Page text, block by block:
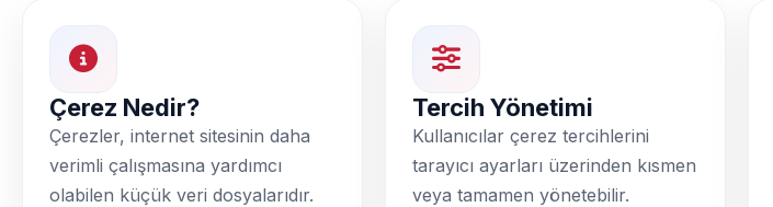
Çerez Nedir?
Çerezler, internet sitesinin daha
verimli çalışmasına yardımcı
olabilen küçük veri dosyalarıdır.
Tercih Yönetimi
Kullanıcılar çerez tercihlerini
tarayıcı ayarları üzerinden kısmen
veya tamamen yönetebilir.